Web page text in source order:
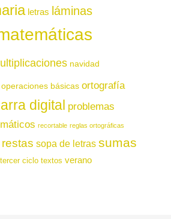
letras láminas
navidad
operaciones básicas ortografía
digital problemas
recortable reglas ortográficas
restas sopa de letras sumas
tercer ciclo textos verano